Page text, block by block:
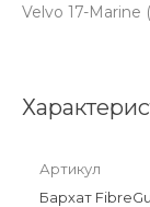
Velvo 17-Marine
Артикул
Бархат